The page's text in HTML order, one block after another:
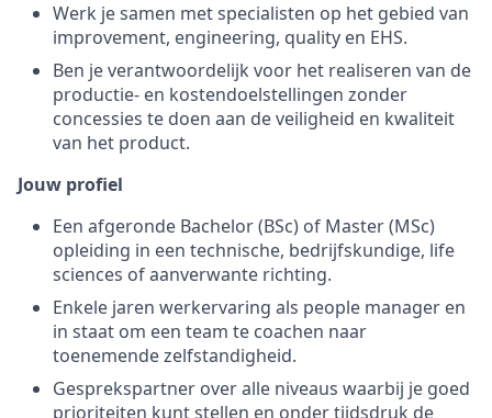
Werk je samen met specialisten op het gebied van
improvement, engineering, quality en EHS.
Ben je verantwoordelijk voor het realiseren van de
productie- en kostendoelstellingen zonder
concessies te doen aan de veiligheid en kwaliteit
van het product.
Jouw profiel
Een afgeronde Bachelor (BSc) of Master (MSc)
opleiding in een technische, bedrijfskundige, life
sciences of aanverwante richting.
Enkele jaren werkervaring als people manager en
in staat om een team te coachen naar
toenemende zelfstandigheid.
Gesprekspartner over alle niveaus waarbij je goed
prioriteiten kunt stellen en onder tijdsdruk de